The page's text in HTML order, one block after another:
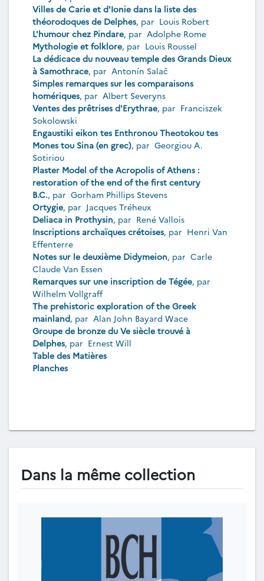
Villes de Carie et d'Ionie dans la liste des
théorodoques de Delphes, par Louis Robert
L'humour chez Pindare, par Adolphe Rome
Mythologie et folklore, par Louis Roussel
La dédicace du nouveau temple des Grands Dieux
à Samothrace, par Antonín Salač
Simples remarques sur les comparaisons
homériques, par Albert Severyns
Ventes des prêtrises d'Erythrae, par Franciszek
Sokolowski
Engaustiki eikon tes Enthronou Theotokou tes
Mones tou Sina (en grec), par Georgiou A.
Sotiriou
Plaster Model of the Acropolis of Athens :
restoration of the end of the first century
B.C., par Gorham Phillips Stevens
Ortygie, par Jacques Tréheux
Deliaca in Prothysin, par René Vallois
Inscriptions archaïques crétoises, par Henri Van
Effenterre
Notes sur le deuxième Didymeion, par Carle
Claude Van Essen
Remarques sur une inscription de Tégée, par
Wilhelm Vollgraff
The prehistoric exploration of the Greek
mainland, par Alan John Bayard Wace
Groupe de bronze du Ve siècle trouvé à
Delphes, par Ernest Will
Table des Matières
Planches
Dans la même collection